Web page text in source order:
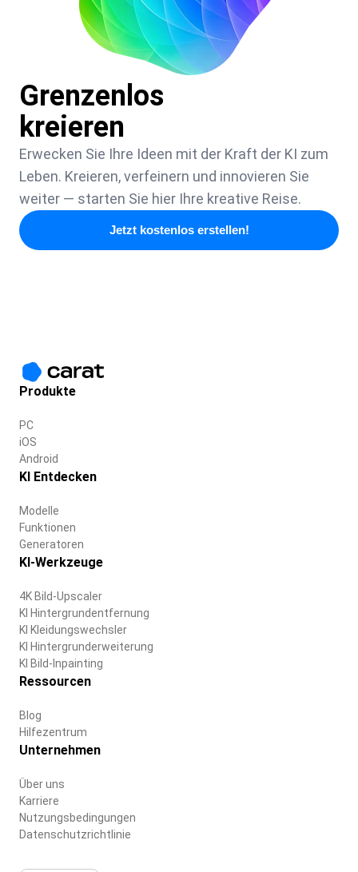
Grenzenlos
kreieren
Erwecken Sie Ihre Ideen mit der Kraft der KI zum
Leben. Kreieren, verfeinern und innovieren Sie
weiter — starten Sie hier Ihre kreative Reise.
Jetzt kostenlos erstellen!
Produkte
PC
iOS
Android
KI Entdecken
Modelle
Funktionen
Generatoren
KI-Werkzeuge
4K Bild-Upscaler
KI Hintergrundentfernung
KI Kleidungswechsler
KI Hintergrunderweiterung
KI Bild-Inpainting
Ressourcen
Blog
Hilfezentrum
Unternehmen
Über uns
Karriere
Nutzungsbedingungen
Datenschutzrichtlinie